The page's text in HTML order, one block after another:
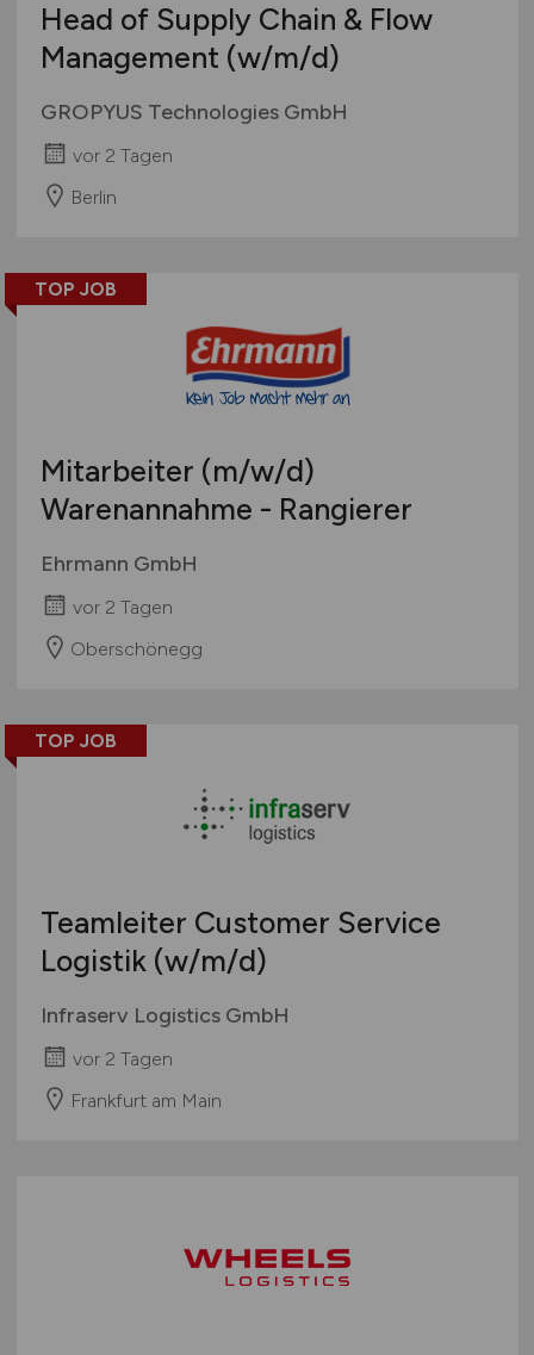
Head of Supply Chain & Flow
Management (w/m/d)
GROPYUS Technologies GmbH
vor 2 Tagen
Berlin
TOP JOB
Mitarbeiter (m/w/d)
Warenannahme - Rangierer
Ehrmann GmbH
vor 2 Tagen
Oberschönegg
TOP JOB
Teamleiter Customer Service
Logistik (w/m/d)
Infraserv Logistics GmbH
vor 2 Tagen
Frankfurt am Main